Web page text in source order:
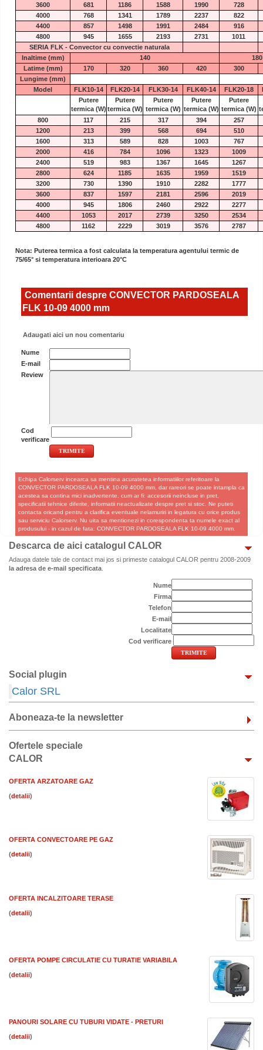
3600 681 1186 1588 1990
728
4000
768 1341 1789 2237
822
4400
857 1498 1991 2484
916
4800
945 1655 2193 2731
1011
SERIA FLK - Convector cu convectie naturala
Inaltime (mm)
140
180
Latime (mm)
170 320 360 420
300
Lungime (mm)
Model
FLK10-14 FLK20-14 FLK30-14 FLK40-14 FLK20-18
Putere
termica(W)
Putere
termica(W)
Putere
termica(W)
Putere
termica(W)
Putere
termica(W)
800
117 215 317 394
257
1200
213 399 568 694
510
1600
313 589 828 1003
767
2000
416 784 1096 1323
1009
2400
519 983 1367 1645
1267
2800
624 1185 1635 1959
1519
3200
730 1390 1910 2282
1777
3600
837 1597 2181 2596
2019
4000
945 1806 2460 2922
2277
4400
1053 2017 2739 3250
2534
4800
1162 2229 3019 3576 2787
Nota: Puterea termica a fost calculata la temperatura agentului termic de
75/65° si temperatura interioara 20°C
Comentarii despre CONVECTOR PARDOSEALA
FLK 10-09 4000 mm
Adaugati aici un nou comentariu
Nume
E-mail
Review
Cod
verificare
Echipa Calorserv incearca sa mentina acuratetea informatiilor referitoare la
CONVECTOR PARDOSEALA FLK 10-09 4000 mm, dar rareori se poate intampla ca
acestea sa contina mici inadvertente, cum ar fi: accesorii neincluse in pret,
specificatii tehnice diferite, informatii neactualizate despre pret si stoc. Ne puteti
contacta oricand pentru a clarifica eventuale nelamuriri in legatura cu orice produs
sau serviciu Calorserv. Nu uita sa mentionezi in corespondenta ta numele exact al
produsului - in cazul de fata: CONVECTOR PARDOSEALA FLK 10-09 4000 mm.
Descarca de aici catalogul CALOR
Adauga datele tale de contact mai jos si primeste catalogul CALOR pentru 2008-2009
la adresa de e-mail specificata
Nume
Firma
Telefon
E-mail
Localitate
Cod verificare
Social plugin
Calor SRL
Aboneaza-te la newsletter
Ofertele speciale
CALOR
OFERTA ARZATOARE GAZ
( )
OFERTA CONVECTOARE PE GAZ
( )
OFERTA INCALZITOARE TERASE
( )
OFERTA POMPE CIRCULATIE CU TURATIE VARIABILA
( )
PANOURI SOLARE CU TUBURI VIDATE - PRETURI
( )